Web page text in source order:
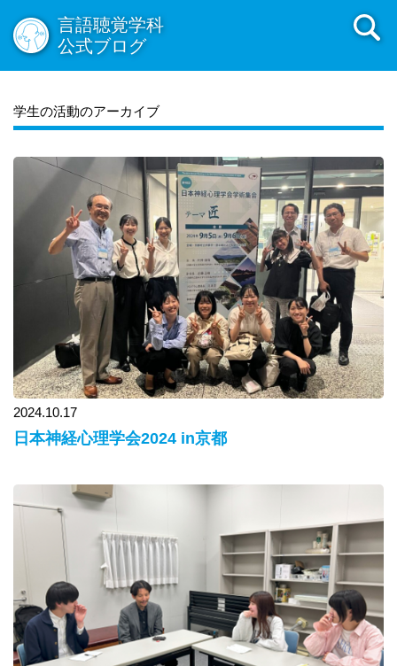
言語聴覚学科
公式ブログ
学生の活動のアーカイブ
2024.10.17
日本神経心理学会2024 in京都